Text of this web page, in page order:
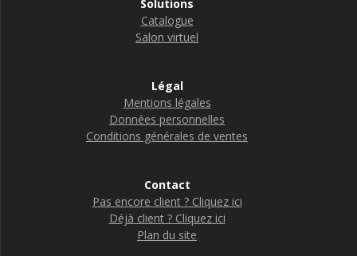
Solutions
Catalogue
Salon virtuel
Légal
Mentions légales
Données personnelles
Conditions générales de ventes
Contact
Pas encore client ? Cliquez ici
Déjà client ? Cliquez ici
Plan du site